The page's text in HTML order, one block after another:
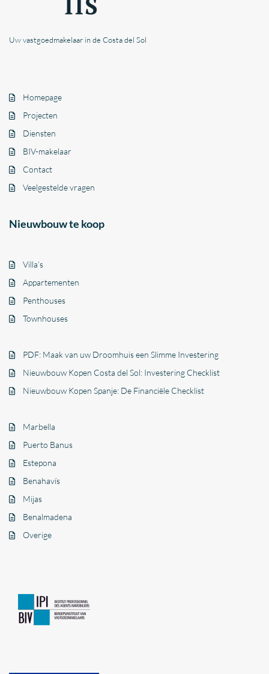
Uw vastgoedmakelaar in de Costa del Sol
Homepage
Projecten
Diensten
BIV-makelaar
Contact
Veelgestelde vragen
Nieuwbouw te koop
Villa’s
Appartementen
Penthouses
Townhouses
PDF: Maak van uw Droomhuis een Slimme Investering
Nieuwbouw Kopen Costa del Sol: Investering Checklist
Nieuwbouw Kopen Spanje: De Financiële Checklist
Marbella
Puerto Banus
Estepona
Benahavís
Mijas
Benalmadena
Overige